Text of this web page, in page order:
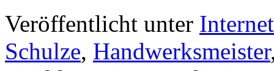
Veröffentlicht unter
Schulze, Handwerksmeister